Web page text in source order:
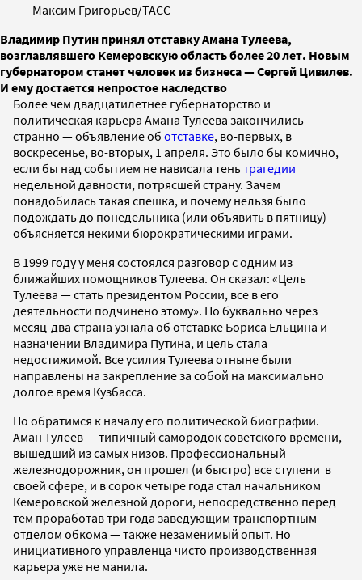
Максим Григорьев/ТАСС
Владимир Путин принял отставку Амана Тулеева,
возглавлявшего Кемеровскую область более 20 лет. Новым
губернатором станет человек из бизнеса — Сергей Цивилев.
И ему достается непростое наследство
Более чем двадцатилетнее губернаторство и
политическая карьера Амана Тулеева закончились
странно — объявление об отставке, во-первых, в
воскресенье, во-вторых, 1 апреля. Это было бы комично,
если бы над событием не нависала теньтрагедии
недельной давности, потрясшей страну. Зачем
понадобилась такая спешка, и почему нельзя было
подождать до понедельника (или объявить в пятницу) —
объясняется некими бюрократическими играми.
В 1999 году у меня состоялся разговор с одним из
ближайших помощников Тулеева. Он сказал: «Цель
Тулеева — стать президентом России, все в его
деятельности подчинено этому». Но буквально через
месяц-два страна узнала об отставке Бориса Ельцина и
назначении Владимира Путина, и цель стала
недостижимой. Все усилия Тулеева отныне были
направлены на закрепление за собой на максимально
долгое время Кузбасса.
Но обратимся к началу его политической биографии.
Аман Тулеев — типичный самородок советского времени,
вышедший из самых низов. Профессиональный
железнодорожник, он прошел (и быстро) все ступени в
своей сфере, и в сорок четыре года стал начальником
Кемеровской железной дороги, непосредственно перед
тем проработав три года заведующим транспортным
отделом обкома — также незаменимый опыт. Но
инициативного управленца чисто производственная
карьера уже не манила.